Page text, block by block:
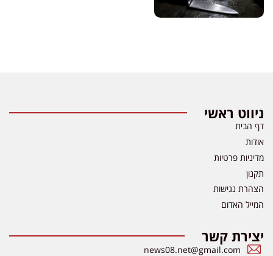
ניווט ראשי
דף הבית
אודות
מדיניות פרטיות
תקנון
הצהרת נגישות
המייל האדום
יצירת קשר
news08.net@gmail.com